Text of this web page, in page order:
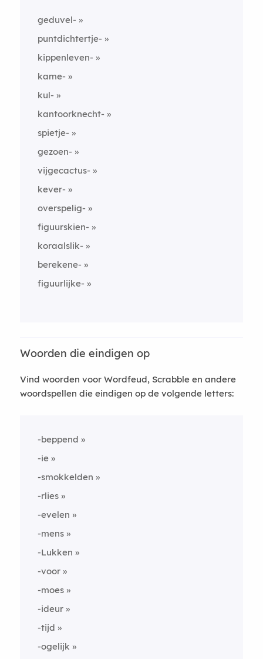
geduvel-
puntdichtertje-
kippenleven-
kame-
kul-
kantoorknecht-
spietje-
gezoen-
vijgecactus-
kever-
overspelig-
figuurskien-
koraalslik-
berekene-
figuurlijke-
Woorden die eindigen op
Vind woorden voor Wordfeud, Scrabble en andere
woordspellen die eindigen op de volgende letters:
-beppend
-ie
-smokkelden
-rlies
-evelen
-mens
-Lukken
-voor
-moes
-ideur
-tijd
-ogelijk